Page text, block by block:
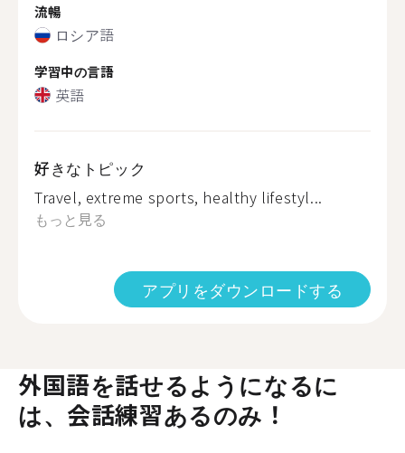
流暢
ロシア語
学習中の言語
英語
好きなトピック
Travel, extreme sports, healthy lifestyl...
もっと見る
アプリをダウンロードする
外国語を話せるようになるに
は、会話練習あるのみ！